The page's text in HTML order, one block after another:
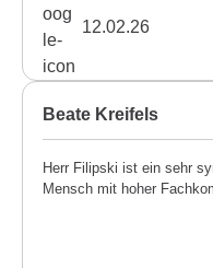
12.02.26
Beate Kreifels
Herr Filipski ist ein sehr
Mensch mit hoher